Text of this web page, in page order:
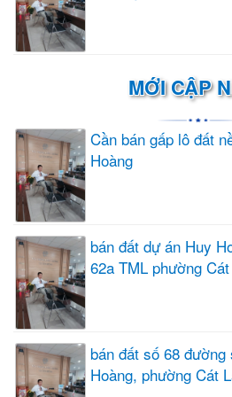
MỚI CẬP
Cần bán gấp lô đất
Hoàng
bán đất dự án Huy
62a TML phường
bán đất số 68
Hoàng, phường Cát